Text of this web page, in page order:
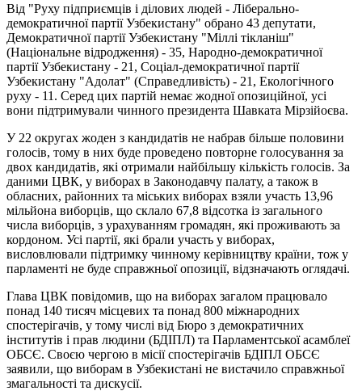
Від "Руху підприємців і ділових людей - Ліберально-
демократичної партії Узбекистану" обрано 43 депутати,
Демократичної партії Узбекистану "Міллі тікланіш"
(Національне відродження) - 35, Народно-демократичної
партії Узбекистану - 21, Соціал-демократичної партії
Узбекистану "Адолат" (Справедливість) - 21, Екологічного
руху - 11. Серед цих партій немає жодної опозиційної, усі
вони підтримували чинного президента Шавката Мірзійоєва.
У 22 округах жоден з кандидатів не набрав більше половини
голосів, тому в них буде проведено повторне голосування за
двох кандидатів, які отримали найбільшу кількість голосів. За
даними ЦВК, у виборах в Законодавчу палату, а також в
обласних, районних та міських виборах взяли участь 13,96
мільйона виборців, що склало 67,8 відсотка із загального
числа виборців, з урахуванням громадян, які проживають за
кордоном. Усі партії, які брали участь у виборах,
висловлювали підтримку чинному керівництву країни, тож у
парламенті не буде справжньої опозиції, відзначають оглядачі.
Глава ЦВК повідомив, що на виборах загалом працювало
понад 140 тисяч місцевих та понад 800 міжнародних
спостерігачів, у тому числі від Бюро з демократичних
інститутів і прав людини (БДІПЛ) та Парламентської асамблеї
ОБСЄ. Своєю чергою в місії спостерігачів БДІПЛ ОБСЄ
заявили, що виборам в Узбекистані не вистачило справжньої
змагальності та дискусії.